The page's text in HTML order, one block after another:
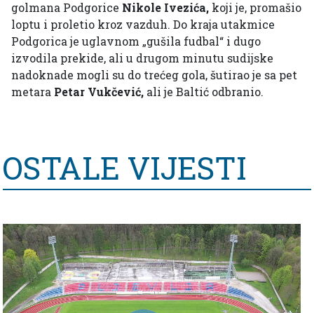
golmana Podgorice Nikole Ivezića, koji je, promašio
loptu i proletio kroz vazduh. Do kraja utakmice
Podgorica je uglavnom „gušila fudbal“ i dugo
izvodila prekide, ali u drugom minutu sudijske
nadoknade mogli su do trećeg gola, šutirao je sa pet
metara Petar Vukčević, ali je Baltić odbranio.
OSTALE VIJESTI